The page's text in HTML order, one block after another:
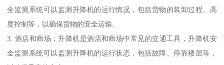
全监测系统可以监测升降机的运行情况，包括货物的装卸过程、高
度控制等，以确保货物的安全运输。
3. 酒店和商场：升降机是酒店和商场中常见的交通工具，升降机安
全监测系统可以监测升降机的运行状态，包括故障、停靠楼层等，